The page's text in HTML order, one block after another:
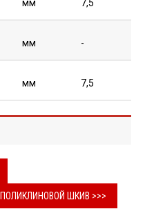
мм 7,5
мм -
мм 7,5
ПОЛИКЛИНОВОЙ ШКИВ >>>